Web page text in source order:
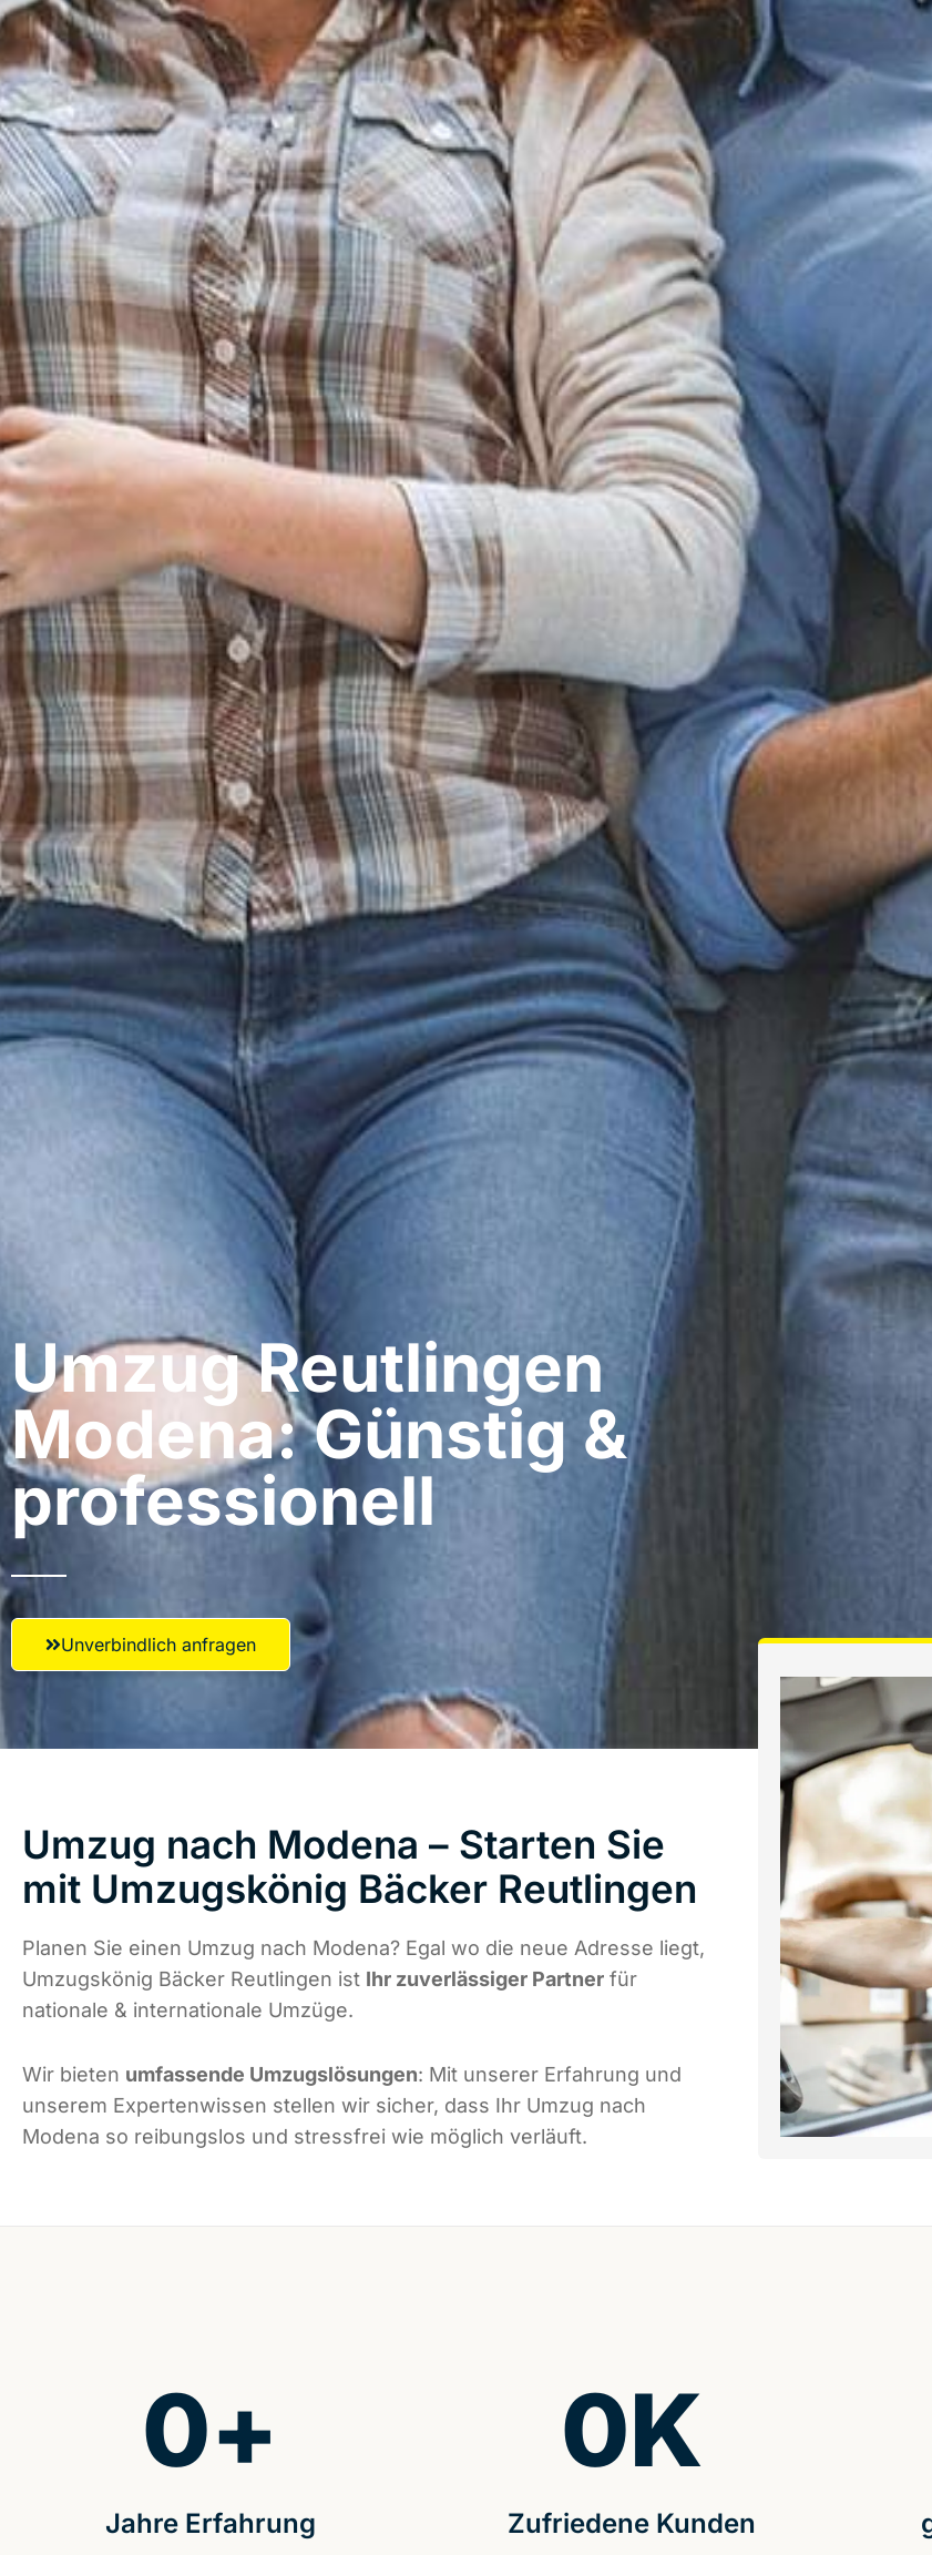
Umzug Reutlingen​
Modena: Günstig &
professionell​
Unverbindlich anfragen
Umzug nach Modena – Starten Sie
mit Umzugskönig Bäcker Reutlingen
Planen Sie einen Umzug nach Modena? Egal wo die neue Adresse liegt,
Umzugskönig Bäcker Reutlingen ist Ihr zuverlässiger Partner für
nationale & internationale Umzüge.
Wir bieten umfassende Umzugslösungen: Mit unserer Erfahrung und
unserem Expertenwissen stellen wir sicher, dass Ihr Umzug nach
Modena so reibungslos und stressfrei wie möglich verläuft.
Jahre Erfahrung
0+
Zufriedene Kunden
0K